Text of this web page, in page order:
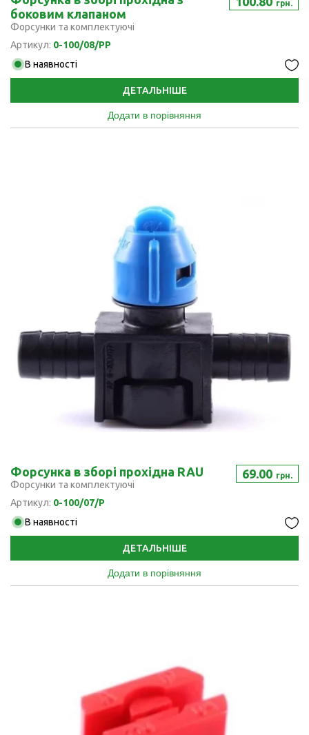
боковим клапаном
Форсунки та комплектуючі
Артикул: 0-100/08/PP
грн.
В наявності
ДЕТАЛЬНІШЕ
Додати в порівняння
Форсунка в зборі прохідна RAU
Форсунки та комплектуючі
Артикул: 0-100/07/P
69.00 грн.
В наявності
ДЕТАЛЬНІШЕ
Додати в порівняння